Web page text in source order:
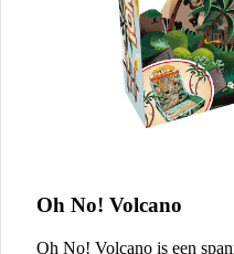
Oh No! Volcano
Oh No! Volcano is een